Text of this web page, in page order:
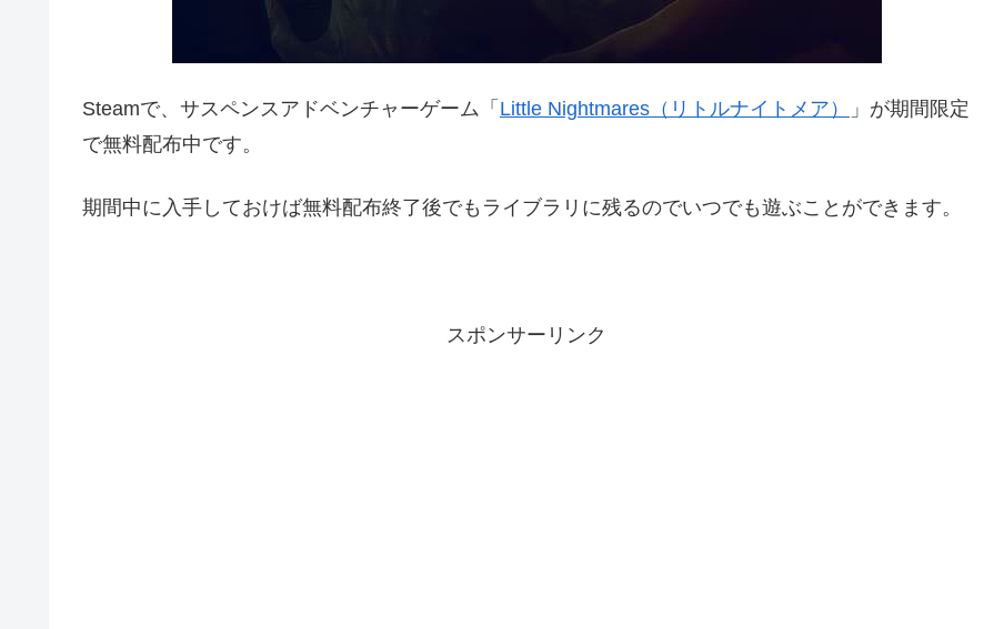
Steamで、サスペンスアドベンチャーゲーム「 Little Nightmares（リトルナイトメア）
」が期間限定
で無料配布中です。
期間中に入手しておけば無料配布終了後でもライブラリに残るのでいつでも遊ぶことができます。
スポンサーリンク